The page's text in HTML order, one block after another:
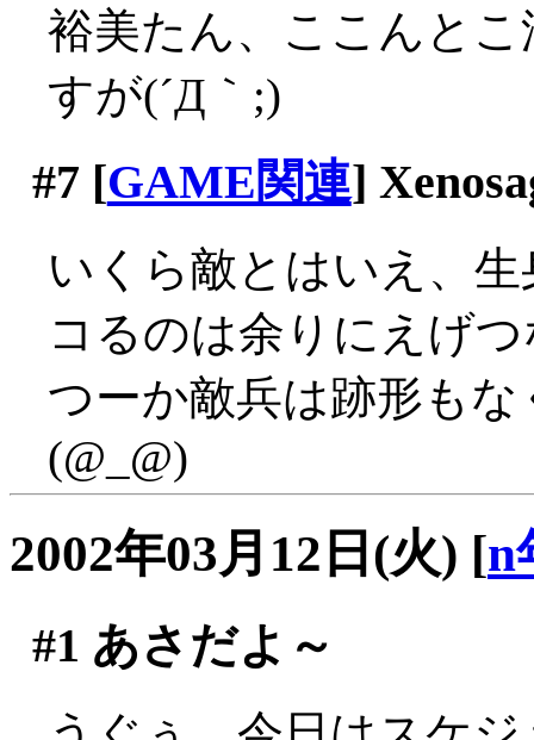
裕美たん、ここんと
すが(´Д｀;)
#7 [GAME関連]
いくら敵とはいえ、
コるのは余りにえげ
つーか敵兵は跡形も
(@_@)
2002年03月12日(火) [n
#1 あさだよ～